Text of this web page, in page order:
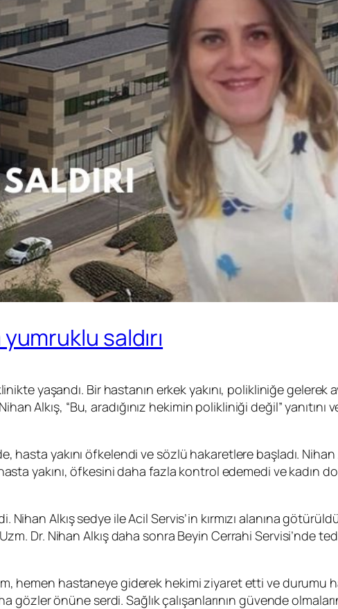
saldırı
yaşandı. Bir hastanın erkek yakını, polikliniğe gelerek
Alkış, “Bu, aradığınız hekimin polikliniği değil”
yakını öfkelendi ve sözlü hakaretlere başladı. Nihan
yakını, öfkesini daha fazla kontrol edemedi ve kadın
Alkış sedye ile Acil Servis’in kırmızı alanına
Dr. Nihan Alkış daha sonra Beyin Cerrahi Servisi’nde
hemen hastaneye giderek hekimi ziyaret etti ve durumu
önüne serdi. Sağlık çalışanlarının güvende